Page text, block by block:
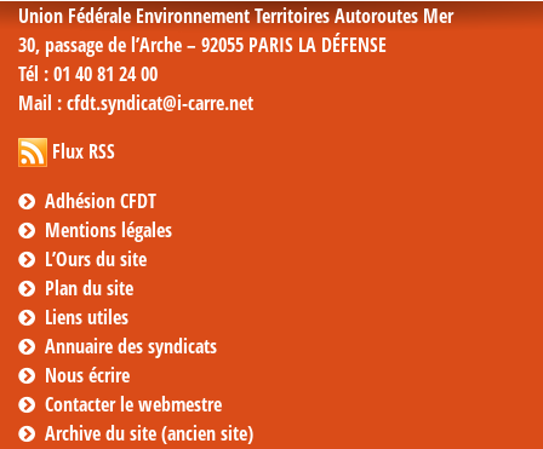
Union Fédérale Environnement Territoires Autoroutes Mer
30, passage de l’Arche – 92055 PARIS LA DÉFENSE
Tél : 01 40 81 24 00
Mail : cfdt.syndicat@i-carre.net
Flux RSS
Adhésion CFDT
Mentions légales
L’Ours du site
Plan du site
Liens utiles
Annuaire des syndicats
Nous écrire
Contacter le webmestre
Archive du site (ancien site)